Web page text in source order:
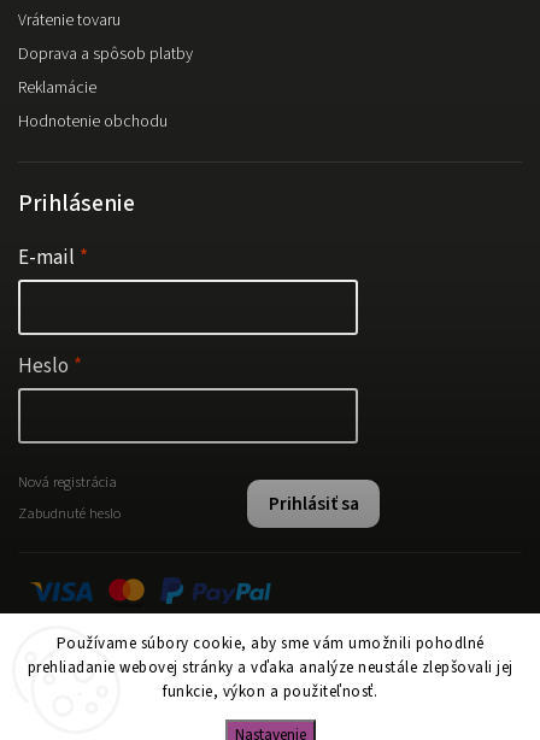
Používame súbory cookie, aby sme vám umožnili pohodlné
prehliadanie webovej stránky a vďaka analýze neustále zlepšovali jej
funkcie, výkon a použiteľnosť.
Nastavenie
Vrátenie tovaru
Doprava a spôsob platby
Reklamácie
Hodnotenie obchodu
Prihlásenie
E-mail
Heslo
Prihlásiť sa
Nová registrácia
Zabudnuté heslo
Instagram